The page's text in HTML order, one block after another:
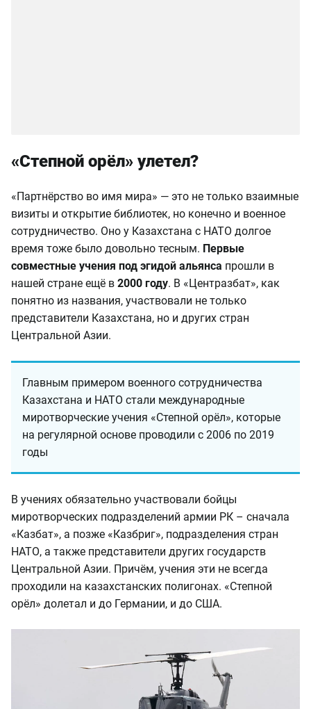
«Степной орёл» улетел?
«Партнёрство во имя мира» — это не только взаимные
визиты и открытие библиотек, но конечно и военное
сотрудничество. Оно у Казахстана с НАТО долгое
время тоже было довольно тесным. Первые
совместные учения под эгидой альянса прошли в
нашей стране ещё в 2000 году. В «Центразбат», как
понятно из названия, участвовали не только
представители Казахстана, но и других стран
Центральной Азии.
Главным примером военного сотрудничества
Казахстана и НАТО стали международные
миротворческие учения «Степной орёл», которые
на регулярной основе проводили с 2006 по 2019
годы
В учениях обязательно участвовали бойцы
миротворческих подразделений армии РК – сначала
«Казбат», а позже «Казбриг», подразделения стран
НАТО, а также представители других государств
Центральной Азии. Причём, учения эти не всегда
проходили на казахстанских полигонах. «Степной
орёл» долетал и до Германии, и до США.